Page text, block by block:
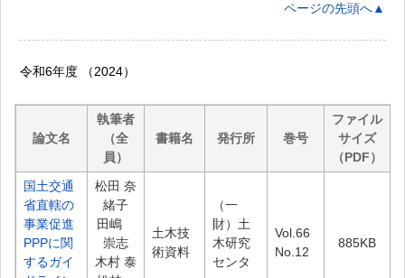
ページの先頭へ▲
令和6年度 （2024）
論文名
執筆者
（全
員）
書籍名 発行所 巻号
ファイル
サイズ
（PDF）
国土交通
省直轄の
事業促進
PPPに関
するガイ
松田 奈
緒子
田嶋
崇志
木村 泰
土木技
術資料
（一
財）土
木研究
センタ
Vol.66
No.12
885KB